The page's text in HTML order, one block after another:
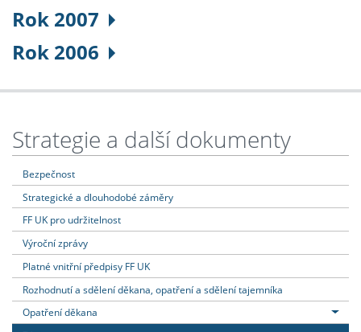
Rok 2007
Rok 2006
Strategie a další dokumenty
Bezpečnost
Strategické a dlouhodobé záměry
FF UK pro udržitelnost
Výroční zprávy
Platné vnitřní předpisy FF UK
Rozhodnutí a sdělení děkana, opatření a sdělení tajemníka
Opatření děkana